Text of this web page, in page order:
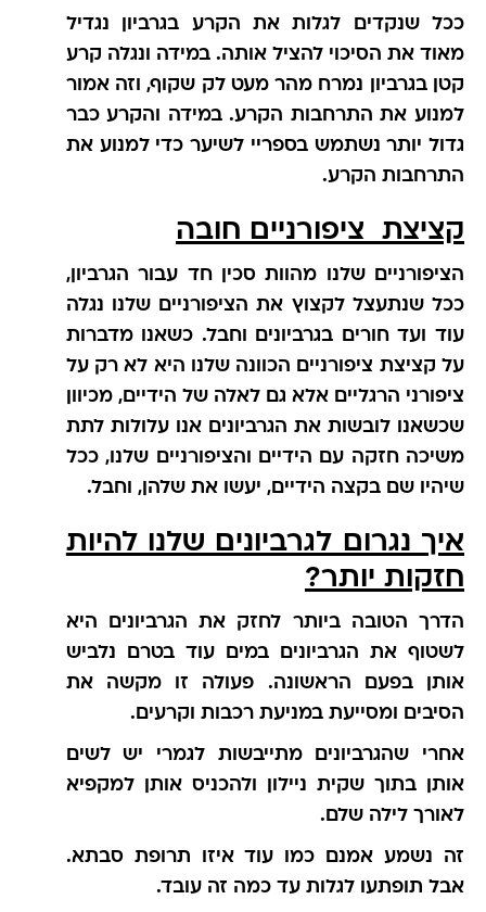
ככל שנקדים לגלות את הקרע בגרביון נגדיל
מאוד את הסיכוי להציל אותה. במידה ונגלה קרע
קטן בגרביון נמרח מהר מעט לק שקוף, וזה אמור
למנוע את התרחבות הקרע. במידה והקרע כבר
גדול יותר נשתמש בספריי לשיער כדי למנוע את
התרחבות הקרע.
קציצת ציפורניים חובה
הציפורניים שלנו מהוות סכין חד עבור הגרביון,
ככל שנתעצל לקצוץ את הציפורניים שלנו נגלה
עוד ועד חורים בגרביונים וחבל. כשאנו מדברות
על קציצת ציפורניים הכוונה שלנו היא לא רק על
ציפורני הרגליים אלא גם לאלה של הידיים, מכיוון
שכשאנו לובשות את הגרביונים אנו עלולות לתת
משיכה חזקה עם הידיים והציפורניים שלנו, ככל
שיהיו שם בקצה הידיים, יעשו את שלהן, וחבל.
איך נגרום לגרביונים שלנו להיות
חזקות יותר?
הדרך הטובה ביותר לחזק את הגרביונים היא
לשטוף את הגרביונים במים עוד בטרם נלביש
אותן בפעם הראשונה. פעולה זו מקשה את
הסיבים ומסייעת במניעת רכבות וקרעים.
אחרי שהגרביונים מתייבשות לגמרי יש לשים
אותן בתוך שקית ניילון ולהכניס אותן למקפיא
לאורך לילה שלם.
זה נשמע אמנם כמו עוד איזו תרופת סבתא.
אבל תופתעו לגלות עד כמה זה עובד.